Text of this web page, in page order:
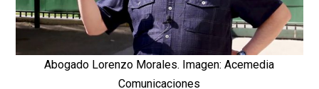
Abogado Lorenzo Morales. Imagen: Acemedia
Comunicaciones